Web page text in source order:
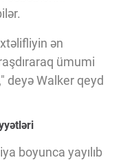
ən
ümumi
deyə Walker qeyd
boyunca yayılıb